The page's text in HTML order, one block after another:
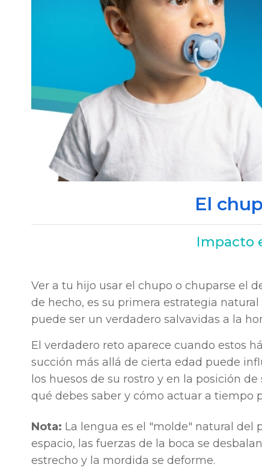
El
Impacto
Ver a tu hijo usar el chupo o chuparse el
de hecho, es su primera estrategia
puede ser un verdadero salvavidas a la
El verdadero reto aparece cuando estos
succión más allá de cierta edad puede
los huesos de su rostro y en la posición
qué debes saber y cómo actuar a tiempo
Nota: La lengua es el "molde" natural del
espacio, las fuerzas de la boca se
estrecho y la mordida se deforme.